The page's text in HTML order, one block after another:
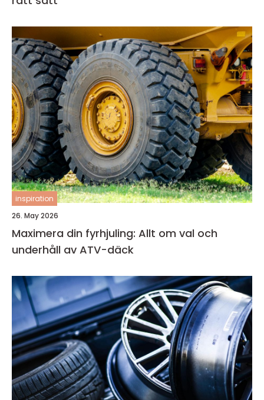
inspiration
26. May 2026
Maximera din fyrhjuling: Allt om val och
underhåll av ATV-däck